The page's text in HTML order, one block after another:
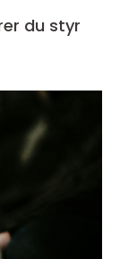
du styr